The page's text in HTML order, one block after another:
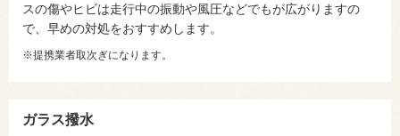
スの傷やヒビは走行中の振動や風圧などでもが広がりますの
で、早めの対処をおすすめします。
※提携業者取次ぎになります。
ガラス撥水